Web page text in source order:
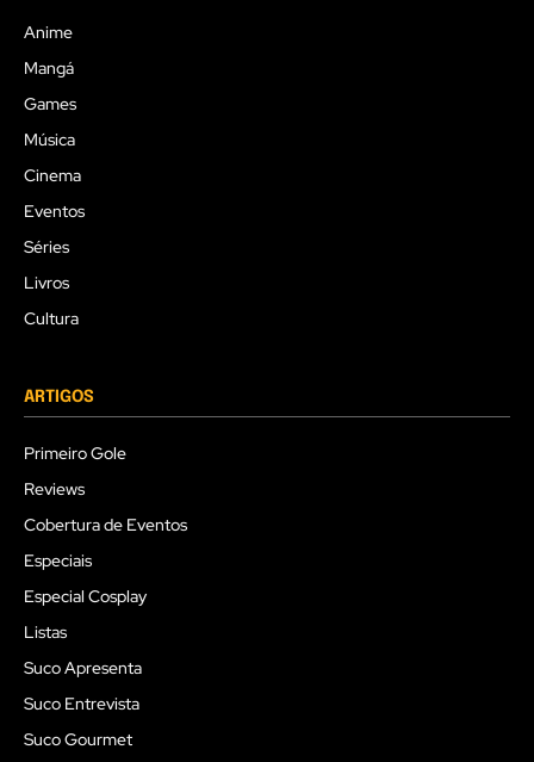
Anime
Mangá
Games
Música
Cinema
Eventos
Séries
Livros
Cultura
ARTIGOS
Primeiro Gole
Reviews
Cobertura de Eventos
Especiais
Especial Cosplay
Listas
Suco Apresenta
Suco Entrevista
Suco Gourmet